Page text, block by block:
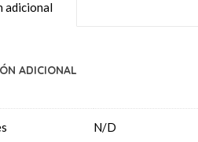
adicional
ADICIONAL
N/D